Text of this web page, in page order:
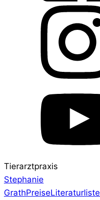
Tierarztpraxis
Stephanie
GrathPreiseLiteraturliste